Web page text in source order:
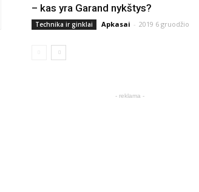
– kas yra Garand nykštys?
Technika ir ginklai Apkasai - 2019 6 gruodžio
- reklama -